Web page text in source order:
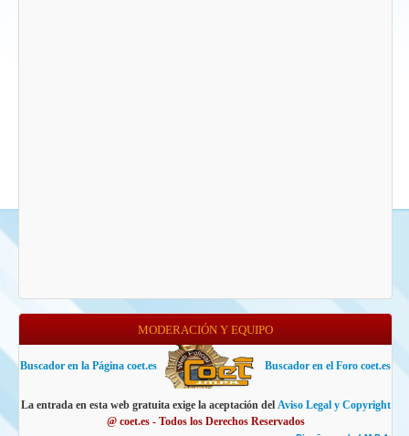
MODERACIÓN Y EQUIPO
Buscador en la Página coet.es Buscador en el Foro coet.es
La entrada en esta web gratuita exige la aceptación del Aviso Legal y Copyright
@ coet.es - Todos los Derechos Reservados